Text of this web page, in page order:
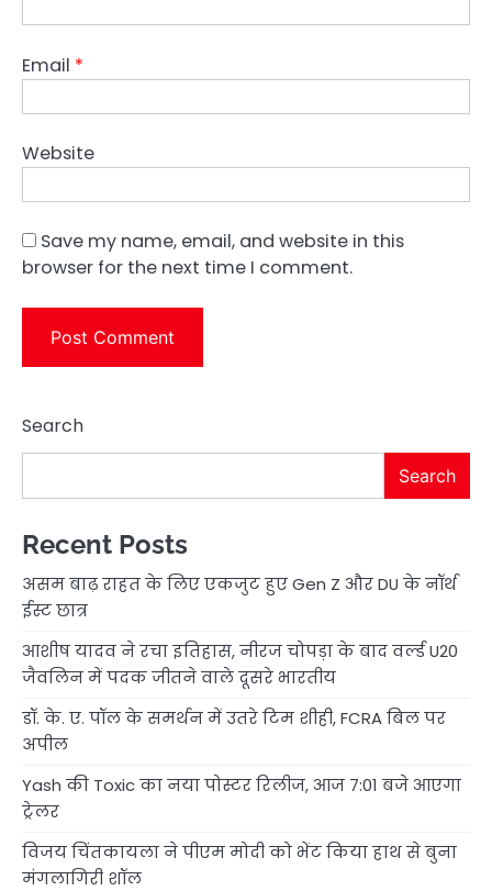
Email *
Website
Save my name, email, and website in this
browser for the next time I comment.
Search
Search
Recent Posts
असम बाढ़ राहत के लिए एकजुट हुए Gen Z और DU के नॉर्थ
ईस्ट छात्र
आशीष यादव ने रचा इतिहास, नीरज चोपड़ा के बाद वर्ल्ड U20
जैवलिन में पदक जीतने वाले दूसरे भारतीय
डॉ. के. ए. पॉल के समर्थन में उतरे टिम शीही, FCRA बिल पर
अपील
Yash की Toxic का नया पोस्टर रिलीज, आज 7:01 बजे आएगा
ट्रेलर
विजय चिंतकायला ने पीएम मोदी को भेंट किया हाथ से बुना
मंगलागिरी शॉल